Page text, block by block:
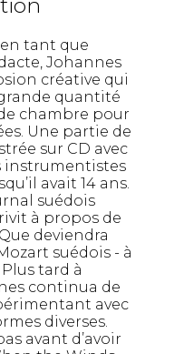
en tant que
Johannes
créative qui
quantité
chambre pour
Une partie de
sur CD avec
instrumentistes
avait 14 ans.
suédois
à propos de
deviendra
suédois - à
tard à
continua de
avec
diverses.
avant d’avoir